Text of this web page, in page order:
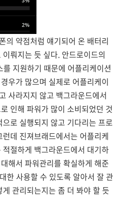
의 약점처럼 얘기되어 온 배터리
뤄지는 듯 싶다. 안드로이드의
지원하기 때문에 어플리케이션
우가 많으며 실제로 어플리케이
사라지지 않고 백그라운드에서
인해 파워가 많이 소비되었던 것
로 실행되지 않고 기다리는 프로
데 진져브래드에서는 어플리케
절하게 백그라운드에서 대기하
해서 파워관리를 확실하게 해준
한 사용할 수 있도록 알아서 잘 관
관리되는지는 좀 더 봐야 할 듯